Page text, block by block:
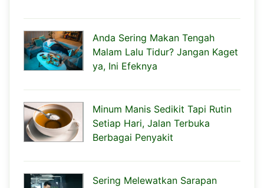
Anda Sering Makan Tengah
Malam Lalu Tidur? Jangan Kaget
ya, Ini Efeknya
Minum Manis Sedikit Tapi Rutin
Setiap Hari, Jalan Terbuka
Berbagai Penyakit
Sering Melewatkan Sarapan